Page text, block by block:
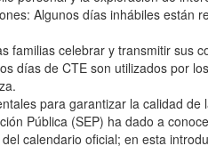
Algunos días inhábiles están
familias celebrar y transmitir sus
días de CTE son utilizados por
para garantizar la calidad de
Pública (SEP) ha dado a
calendario oficial; en esta